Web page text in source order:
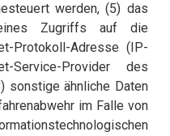
werden, (5) das
Zugriffs auf die
Protokoll-Adresse (IP-
Provider des
sonstige ähnliche Daten
im Falle von